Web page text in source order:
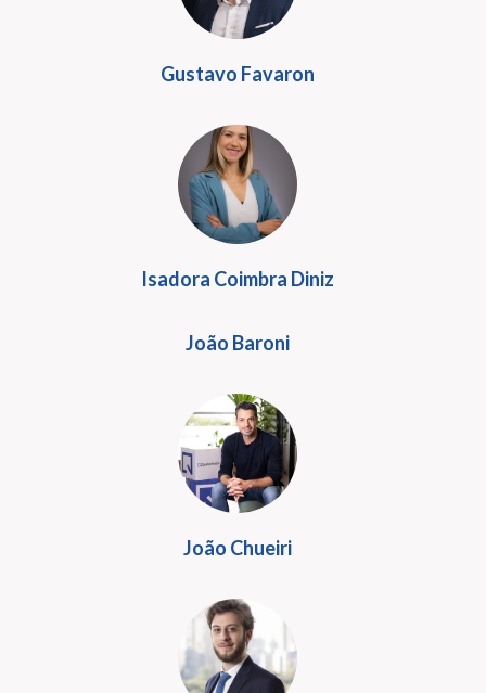
Gustavo Favaron
Isadora Coimbra Diniz
João Baroni
João Chueiri